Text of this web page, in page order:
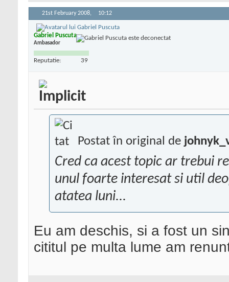
21st February 2008, 10:12
Gabriel Puscuta
Ambasador
Reputatie: 39
Postat în original de
Cred ca acest topic ar trebui
unul foarte interesat si util
atatea luni...
Eu am deschis, si a fost un
cititul pe multa lume am